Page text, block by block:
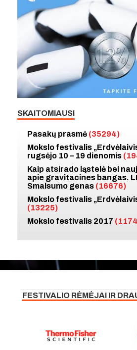
SKAITOMIAUSI
Pasakų prasmė (35294)
Mokslo festivalis
rugsėjo 10 – 19 dienomis
Kaip atsirado ląstelė bei
apie gravitacines bangas.
Smalsumo genas (16676)
Mokslo festivalis
(13225)
Mokslo festivalis 2017
FESTIVALIO RĖMĖJAI IR